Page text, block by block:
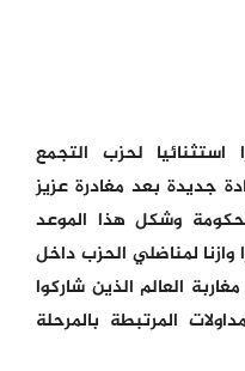
لحزب التجمع
جديدة بعد مغادرة عزيز
وشكل هذا الموعد
لمناضلي الحزب داخل
العالم الذين شاركوا
المرتبطة بالمرحلة